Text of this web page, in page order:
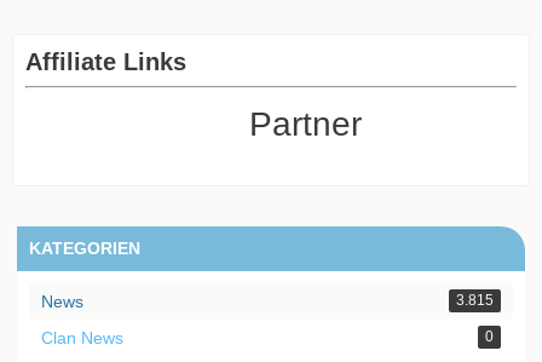
Affiliate Links
Partner
KATEGORIEN
News 3.815
Clan News 0